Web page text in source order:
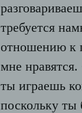
требуется
отношению к
мне
ты играешь
поскольку ты